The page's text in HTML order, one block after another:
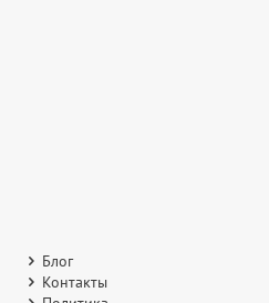
Блог
Контакты